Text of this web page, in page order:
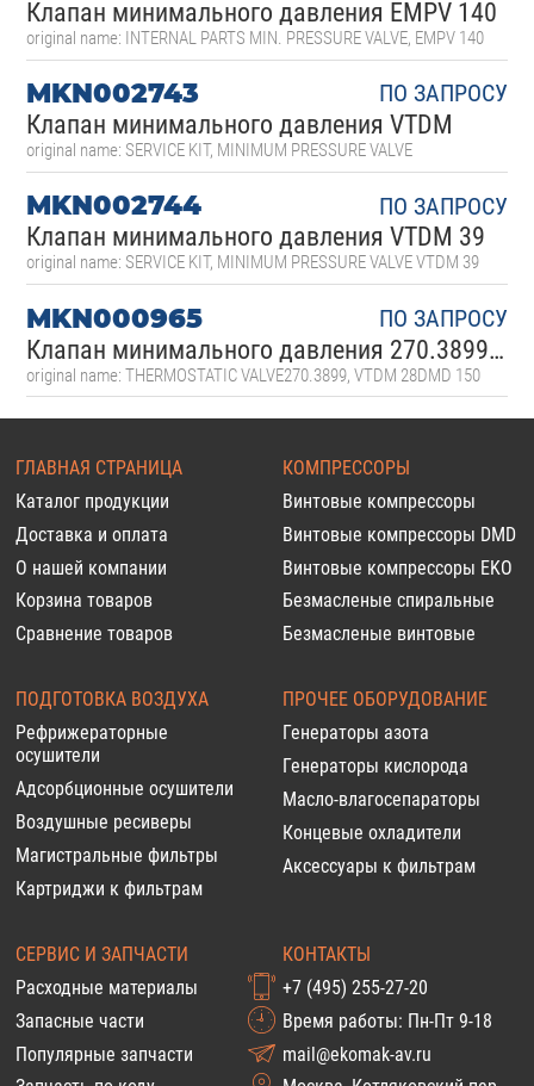
Клапан минимального давления EMPV 140
original name: INTERNAL PARTS MIN. PRESSURE VALVE, EMPV 140
MKN002743
Клапан минимального давления VTDM
ПО ЗАПРОСУ
original name: SERVICE KIT, MINIMUM PRESSURE VALVE
MKN002744
Клапан минимального давления VTDM 39
ПО ЗАПРОСУ
original name: SERVICE KIT, MINIMUM PRESSURE VALVE VTDM 39
MKN000965
Клапан минимального давления 270.3899 220.1101
ПО ЗАПРОСУ
original name: THERMOSTATIC VALVE270.3899, VTDM 28DMD 150
ГЛАВНАЯ СТРАНИЦА
Каталог продукции
Доставка и оплата
О нашей компании
Корзина товаров
Сравнение товаров
КОМПРЕССОРЫ
Винтовые компрессоры
Винтовые компрессоры DMD
Винтовые компрессоры EKO
Безмасленые спиральные
Безмасленые винтовые
ПОДГОТОВКА ВОЗДУХА
Рефрижераторные
осушители
Адсорбционные осушители
Воздушные ресиверы
Магистральные фильтры
Картриджи к фильтрам
ПРОЧЕЕ ОБОРУДОВАНИЕ
Генераторы азота
Генераторы кислорода
Масло-влагосепараторы
Концевые охладители
Аксессуары к фильтрам
СЕРВИС И ЗАПЧАСТИ
Расходные материалы
Запасные части
Популярные запчасти
КОНТАКТЫ
+7 (495) 255-27-20
Время работы: Пн-Пт 9-18
mail@ekomak-av.ru